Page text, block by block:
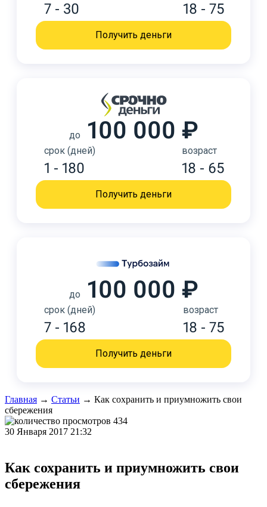
7 - 30 18 - 75
Получить деньги
до 100 000 ₽
срок (дней)
1 - 180
возраст
18 - 65
Получить деньги
до 100 000 ₽
срок (дней)
7 - 168
возраст
18 - 75
Получить деньги
Главная → Статьи → Как сохранить и приумножить свои
сбережения
434
30 Января 2017 21:32
Как сохранить и приумножить свои
сбережения